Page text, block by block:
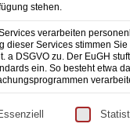
Arbeit
stehen.
verarbeiten
dieser Services stimmen
a DSGVO zu. Der EuGH
ein. So besteht etwa
eine Liste der